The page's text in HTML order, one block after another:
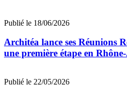
Publié le 18/06/2026
Architéa lance ses Réunions
une première étape en
Publié le 22/05/2026